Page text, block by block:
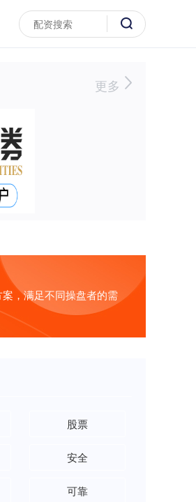
更多
，满足不同操盘者的需
股票
安全
可靠